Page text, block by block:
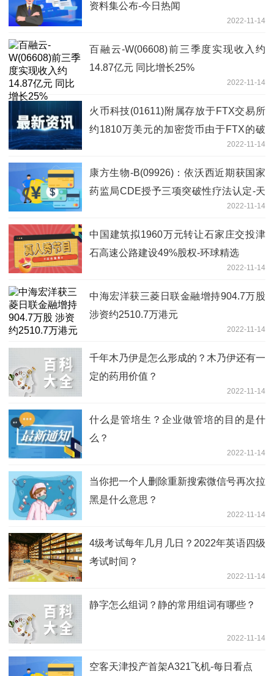
资料集公布-今日热闻
2022-11-14
百融云-W(06608)前三季度实现收入约
14.87亿元 同比增长25%
2022-11-14
火币科技(01611)附属存放于FTX交易所
约1810万美元的加密货币由于FTX的破
2022-11-14
康方生物-B(09926)：依沃西近期获国家
药监局CDE授予三项突破性疗法认定-天
2022-11-14
中国建筑拟1960万元转让石家庄交投津
石高速公路建设49%股权-环球精选
2022-11-14
中海宏洋获三菱日联金融增持904.7万股
涉资约2510.7万港元
2022-11-14
千年木乃伊是怎么形成的？木乃伊还有一
定的药用价值？
2022-11-14
什么是管培生？企业做管培的目的是什
么？
2022-11-14
当你把一个人删除重新搜索微信号再次拉
黑是什么意思？
2022-11-14
4级考试每年几月几日？2022年英语四级
考试时间？
2022-11-14
静字怎么组词？静的常用组词有哪些？
2022-11-14
空客天津投产首架A321飞机-每日看点